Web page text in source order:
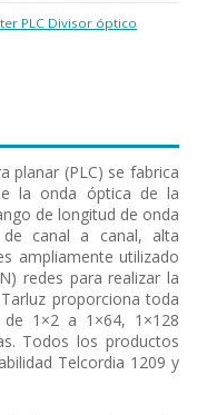
PLC Divisor óptico
planar (PLC) se fabrica
la onda óptica de la
de longitud de onda
canal a canal, alta
ampliamente utilizado
redes para realizar la
proporciona toda
1×2 a 1×64, 1×128
Todos los productos
Telcordia 1209 y